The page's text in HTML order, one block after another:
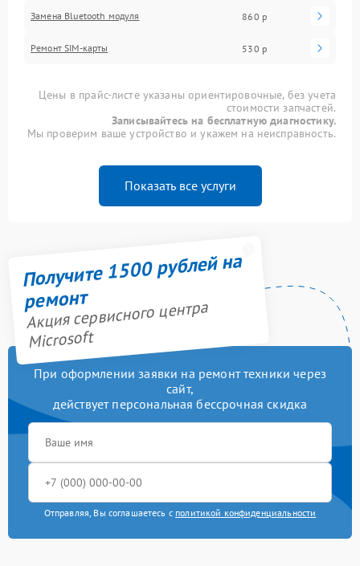
Замена Bluetooth модуля 860 р
Ремонт SIM-карты 530 р
Цены в прайс-листе указаны ориентировочные, без учета
стоимости запчастей.
Записывайтесь на бесплатную диагностику.
Мы проверим ваше устройство и укажем на неисправность.
Показать все услуги
Получите 1500 рублей на
ремонт
Акция сервисного центра
Microsoft
При оформлении заявки на ремонт техники через
сайт,
действует персональная бессрочная скидка
Отправляя, Вы соглашаетесь с политикой конфиденциальности